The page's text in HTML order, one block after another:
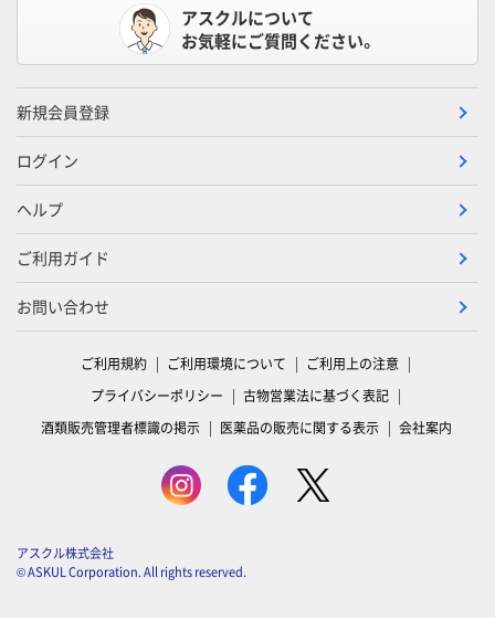
アスクルについて
お気軽にご質問ください。
新規会員登録
ログイン
ヘルプ
ご利用ガイド
お問い合わせ
ご利用規約 ご利用環境について
ご利用上の注意
プライバシーポリシー
古物営業法に基づく表記
酒類販売管理者標識の掲示
医薬品の販売に関する表示 会社案内
アスクル株式会社
© ASKUL Corporation. All rights reserved.